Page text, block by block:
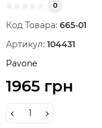
0
Код Товара: 665-01
Артикул: 104431
Pavone
1965 грн